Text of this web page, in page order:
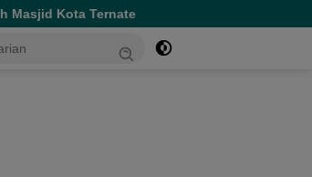
Wagub Dorong Lingkungan Bersih dan